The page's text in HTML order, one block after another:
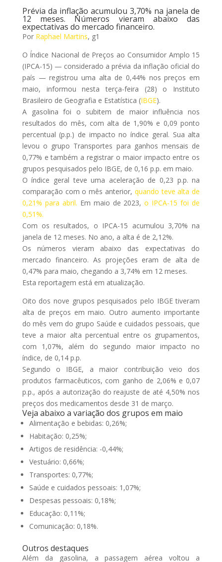
Prévia da inflação acumulou 3,70% na janela de
12 meses. Números vieram abaixo das
expectativas do mercado financeiro.
Por Raphael Martins, g1
O Índice Nacional de Preços ao Consumidor Amplo 15
(IPCA-15) — considerado a prévia da inflação oficial do
país — registrou uma alta de 0,44% nos preços em
maio, informou nesta terça-feira (28) o Instituto
Brasileiro de Geografia e Estatística (IBGE).
A gasolina foi o subitem de maior influência nos
resultados do mês, com alta de 1,90% e 0,09 ponto
percentual (p.p.) de impacto no índice geral. Sua alta
levou o grupo Transportes para ganhos mensais de
0,77% e também a registrar o maior impacto entre os
grupos pesquisados pelo IBGE, de 0,16 p.p. em maio.
O índice geral teve uma aceleração de 0,23 p.p. na
comparação com o mês anterior, quando teve alta de
0,21% para abril. Em maio de 2023,o IPCA-15 foi de
0,51%.
Com os resultados, o IPCA-15 acumulou 3,70% na
janela de 12 meses. No ano, a alta é de 2,12%.
Os números vieram abaixo das expectativas do
mercado financeiro. As projeções eram de alta de
0,47% para maio, chegando a 3,74% em 12 meses.
Esta reportagem está em atualização.
Oito dos nove grupos pesquisados pelo IBGE tiveram
alta de preços em maio. Outro aumento importante
do mês vem do grupo Saúde e cuidados pessoais, que
teve a maior alta percentual entre os grupamentos,
com 1,07%, além do segundo maior impacto no
índice, de 0,14 p.p.
Segundo o IBGE, a maior contribuição veio dos
produtos farmacêuticos, com ganho de 2,06% e 0,07
p.p., após a autorização do reajuste de até 4,50% nos
preços dos medicamentos desde 31 de março.
Veja abaixo a variação dos grupos em maio
Alimentação e bebidas: 0,26%;
Habitação: 0,25%;
Artigos de residência: -0,44%;
Vestuário: 0,66%;
Transportes: 0,77%;
Saúde e cuidados pessoais: 1,07%;
Despesas pessoais: 0,18%;
Educação: 0,11%;
Comunicação: 0,18%.
Outros destaques
Além da gasolina, a passagem aérea voltou a